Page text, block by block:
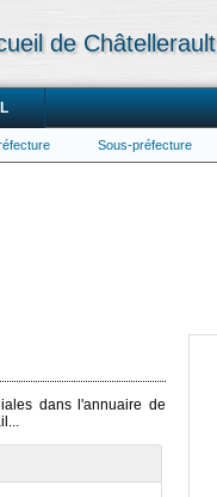
de Châtellerault
Sous-préfecture
dans l'annuaire de